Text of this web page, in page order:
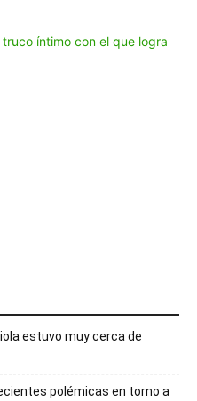
estuvo muy cerca de
polémicas en torno a